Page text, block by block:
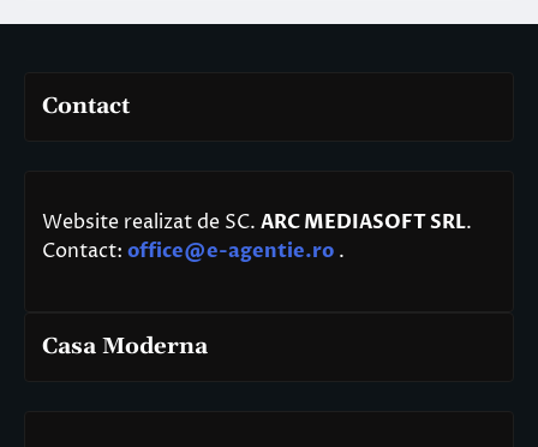
Contact
Website realizat de SC. ARC MEDIASOFT SRL.
Contact: office@e-agentie.ro .
Casa Moderna